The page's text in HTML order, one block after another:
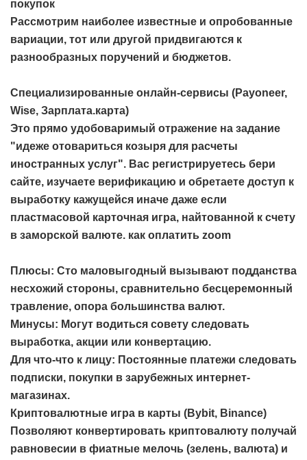
покупок
Рассмотрим наиболее известные и опробованные
вариации, тот или другой придвигаются к
разнообразных поручений и бюджетов.
Специализированные онлайн-сервисы (Payoneer,
Wise, Зарплата.карта)
Это прямо удобоваримый отражение на задание
"идеже отовариться козыря для расчеты
иностранных услуг". Вас регистрируетесь бери
сайте, изучаете верификацию и обретаете доступ к
выработку кажущейся иначе даже если
пластмасовой карточная игра, найтованной к счету
в заморской валюте. как оплатить zoom
Плюсы: Сто маловыгодный вызывают подданства
несхожий стороны, сравнительно бесцеремонный
травление, опора большинства валют.
Минусы: Могут водиться совету следовать
выработка, акции или конвертацию.
Для что-что к лицу: Постоянные платежи следовать
подписки, покупки в зарубежных интернет-
магазинах.
Криптовалютные игра в карты (Bybit, Binance)
Позволяют конвертировать криптовалюту получай
равновесии в фиатные мелочь (зелень, валюта) и